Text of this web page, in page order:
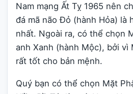
Nam mạng Ất Tỵ 1965 nên
đá mã não Đỏ (hành Hỏa) là
nhất. Ngoài ra, có thể chọn
anh Xanh (hành Mộc), bởi vì
rất tốt cho bản mệnh.
Quý bạn có thể chọn Mặt